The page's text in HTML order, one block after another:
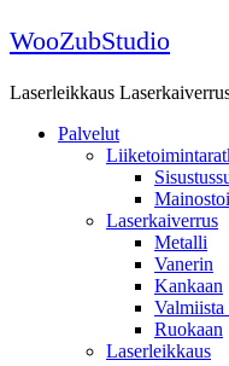
Skip
to
WooZubStudio
Laserleikkaus
Palvelut
Laserkaiverrus
Metalli
Vanerin
Kankaan
Valmiista
Ruokaan
Laserleikkaus